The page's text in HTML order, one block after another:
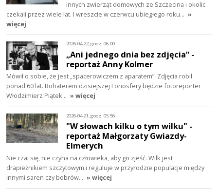
innych zwierząt domowych ze Szczecina i okolic
czekali przez wiele lat. I wreszcie w czerwcu ubiegłego roku… »
więcej
2026-04-22, godz. 06:00
„Ani jednego dnia bez zdjęcia” -
reportaż Anny Kolmer
Mówił o sobie, że jest „spacerowiczem z aparatem”. Zdjęcia robił
ponad 60 lat. Bohaterem dzisiejszej Fonosfery będzie fotoreporter
Włodzimierz Piątek… » więcej
2026-04-21, godz. 05:56
"W słowach kilku o tym wilku" -
reportaż Małgorzaty Gwiazdy-
Elmerych
Nie czai się, nie czyha na człowieka, aby go zjeść. Wilk jest
drapieżnikiem szczytowym i reguluje w przyrodzie populacje między
innymi saren czy bobrów… » więcej